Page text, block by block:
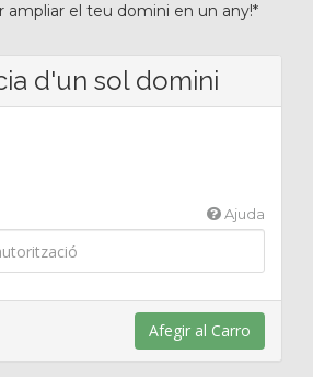
ampliar el teu domini en un any!*
d'un sol domini
Ajuda
Afegir al Carro